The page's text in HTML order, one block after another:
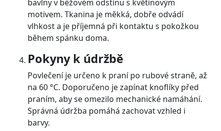
bavlny v béžovém odstínu s květinovým
motivem. Tkanina je měkká, dobře odvádí
vlhkost a je příjemná při kontaktu s pokožkou
během spánku doma.
Pokyny k údržbě
Povlečení je určeno k praní po rubové straně, až
na 60 °C. Doporučeno je zapínat knoflíky před
praním, aby se omezilo mechanické namáhání.
Správná údržba pomáhá zachovat vzhled i
barvy.